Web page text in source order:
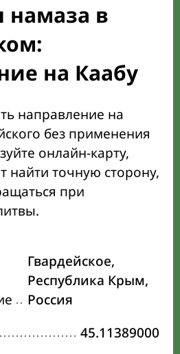
намаза в
на Каабу
направление на
без применения
онлайн-карту,
найти точную сторону,
при
Гвардейское,
Республика Крым,
Россия
45.11389000